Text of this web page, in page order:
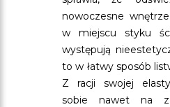
nowoczesne
w miejscu styku
występują
to w łatwy sposób
Z racji swojej
sobie nawet na